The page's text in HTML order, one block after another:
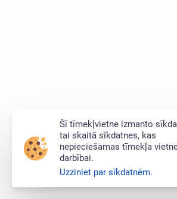
Šī tīmekļvietne izmanto
tai skaitā sīkdatnes, kas
nepieciešamas tīmekļa
darbībai.
Uzziniet par sīkdatnēm.